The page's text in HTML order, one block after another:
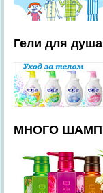
Гели для
МНОГО